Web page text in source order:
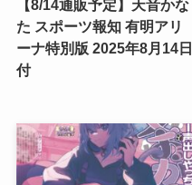
【8/14通販予定】天音かな
た スポーツ報知 有明アリ
ーナ特別版 2025年8月14日
付